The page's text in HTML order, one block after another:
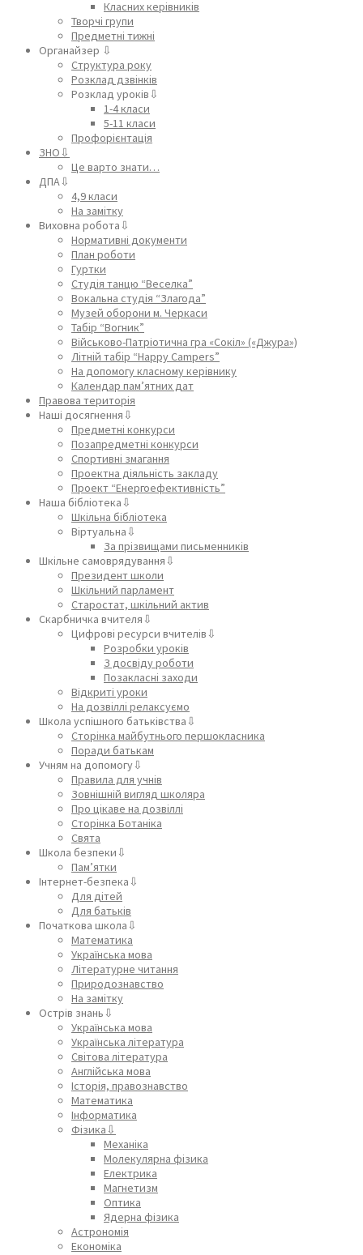
Класних керівників
Творчі групи
Предметні тижні
Органайзер ⇩
Структура року
Розклад дзвінків
Розклад уроків⇩
1-4 класи
5-11 класи
Профорієнтація
ЗНО⇩
Це варто знати…
ДПА⇩
4,9 класи
На замітку
Виховна робота⇩
Нормативні документи
План роботи
Гуртки
Студія танцю “Веселка”
Вокальна студія “Злагода”
Музей оборони м. Черкаси
Табір “Вогник”
Військово-Патріотична гра «Сокіл» («Джура»)
Літній табір “Happy Campers”
На допомогу класному керівнику
Календар пам’ятних дат
Правова територія
Наші досягнення⇩
Предметні конкурси
Позапредметні конкурси
Спортивні змагання
Проектна діяльність закладу
Проект “Енергоефективність”
Наша бібліотека⇩
Шкільна бібліотека
Віртуальна⇩
За прізвищами письменників
Шкільне самоврядування⇩
Президент школи
Шкільний парламент
Старостат, шкільний актив
Скарбничка вчителя⇩
Цифрові ресурси вчителів⇩
Розробки уроків
З досвіду роботи
Позакласні заходи
Відкриті уроки
На дозвіллі релаксуємо
Школа успішного батьківства⇩
Сторінка майбутнього першокласника
Поради батькам
Учням на допомогу⇩
Правила для учнів
Зовнішній вигляд школяра
Про цікаве на дозвіллі
Сторінка Ботаніка
Свята
Школа безпеки⇩
Пам’ятки
Інтернет-безпека⇩
Для дітей
Для батьків
Початкова школа⇩
Математика
Українська мова
Літературне читання
Природознавство
На замітку
Острів знань⇩
Українська мова
Українська література
Світова література
Англійська мова
Історія, правознавство
Математика
Інформатика
Фізика⇩
Механіка
Молекулярна фізика
Електрика
Магнетизм
Оптика
Ядерна фізика
Астрономія
Економіка